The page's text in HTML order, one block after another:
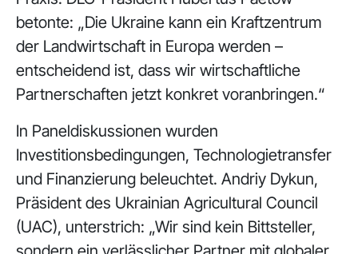
betonte: „Die Ukraine kann ein Kraftzentrum
der Landwirtschaft in Europa werden –
entscheidend ist, dass wir wirtschaftliche
Partnerschaften jetzt konkret voranbringen.“
In Paneldiskussionen wurden
Investitionsbedingungen, Technologietransfer
und Finanzierung beleuchtet. Andriy Dykun,
Präsident des Ukrainian Agricultural Council
(UAC), unterstrich: „Wir sind kein Bittsteller,